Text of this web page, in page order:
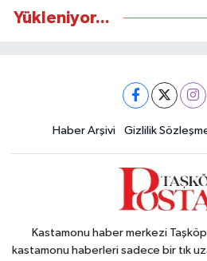
Yükleniyor...
Haber Arşivi Gizlilik
Kastamonu haber merkezi
kastamonu haberleri sadece bir tık